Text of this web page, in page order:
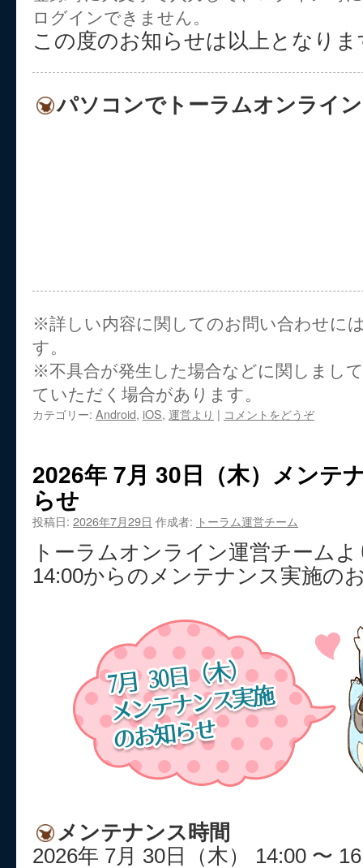
ログインできません。
この度のお知らせは以上となりま
パソコンでトーラムオンライ
※詳しい内容に関してのお問い合わせに
す。
※不具合が発生した場合などに関しまし
ていただく場合があります。
カテゴリー: Android, iOS, 運営より | コメントをどうぞ
2026年 7月 30日（木）メンテ
らせ
投稿日: 2026年7月29日 作成者: トーラム運営チーム
トーラムオンライン運営チーム
14:00からのメンテナンス実施の
メンテナンス時間
2026年 7月 30日（木） 14:00 〜